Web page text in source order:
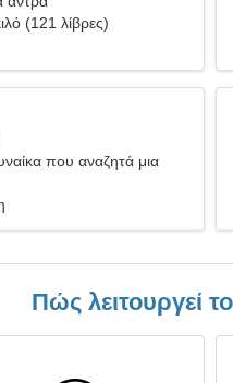
(121 λίβρες)
που αναζητά μια
Πώς λειτουργεί